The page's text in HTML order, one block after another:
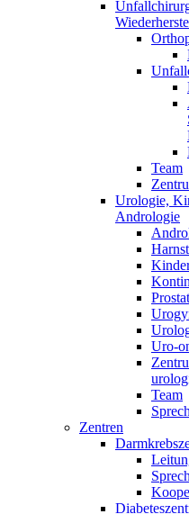
Team
Urologie,
Andrologie
Uro-
Team
Zentren